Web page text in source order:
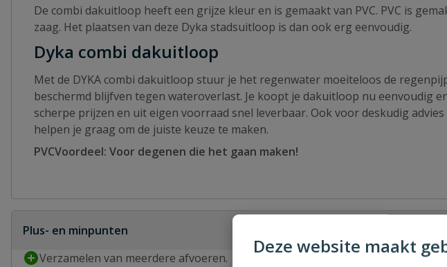
Deze website maakt
De combi dakuitloop heeft een grijze kleur en is gemaakt van PVC. PVC is
zaag. Het plaatsen van deze Dyka stadsuitloop is dan ook erg eenvoudig.
Dyka combi dakuitloop
Met de DYKA combi dakuitloop stuur je het regenwater moeiteloos de
beschermd blijfven tegen wateroverlast. Je koopt je dakuitloop nu eenvoudig
scherpe prijzen en uit eigen voorraad snel leverbaar. Ook voor deskudig
helpen je graag om de juiste keuze te maken.
PVCVoordeel: Voor degenen die het gaan maken!
Plus- en minpunten
Verzamelen van meerdere afvoeren.